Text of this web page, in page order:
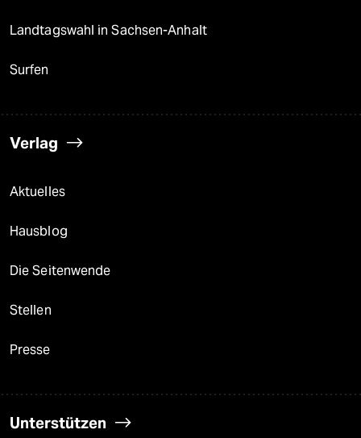
Landtagswahl in Sachsen-Anhalt
Surfen
Verlag
Aktuelles
Hausblog
Die Seitenwende
Stellen
Presse
Unterstützen